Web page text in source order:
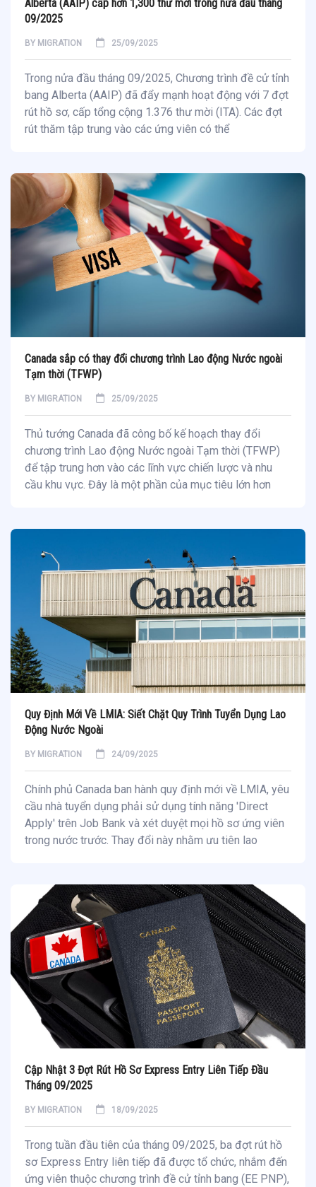
Alberta (AAIP) cấp hơn 1,300 thư mời trong nửa đầu tháng
09/2025
BY MIGRATION 25/09/2025
Trong nửa đầu tháng 09/2025, Chương trình đề cử tỉnh
bang Alberta (AAIP) đã đẩy mạnh hoạt động với 7 đợt
rút hồ sơ, cấp tổng cộng 1.376 thư mời (ITA). Các đợt
rút thăm tập trung vào các ứng viên có thể
Canada sắp có thay đổi chương trình Lao động Nước ngoài
Tạm thời (TFWP)
BY MIGRATION 25/09/2025
Thủ tướng Canada đã công bố kế hoạch thay đổi
chương trình Lao động Nước ngoài Tạm thời (TFWP)
để tập trung hơn vào các lĩnh vực chiến lược và nhu
cầu khu vực. Đây là một phần của mục tiêu lớn hơn
Quy Định Mới Về LMIA: Siết Chặt Quy Trình Tuyển Dụng Lao
Động Nước Ngoài
BY MIGRATION 24/09/2025
Chính phủ Canada ban hành quy định mới về LMIA, yêu
cầu nhà tuyển dụng phải sử dụng tính năng 'Direct
Apply' trên Job Bank và xét duyệt mọi hồ sơ ứng viên
trong nước trước. Thay đổi này nhằm ưu tiên lao
Cập Nhật 3 Đợt Rút Hồ Sơ Express Entry Liên Tiếp Đầu
Tháng 09/2025
BY MIGRATION 18/09/2025
Trong tuần đầu tiên của tháng 09/2025, ba đợt rút hồ
sơ Express Entry liên tiếp đã được tổ chức, nhắm đến
ứng viên thuộc chương trình đề cử tỉnh bang (EE PNP),